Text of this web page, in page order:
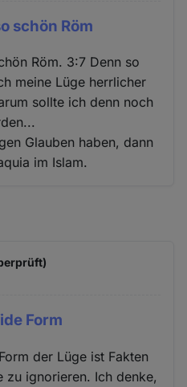
schön Röm
Röm. 3:7 Denn so
meine Lüge herrlicher
sollte ich denn noch
Glauben haben, dann
im Islam.
Form
der Lüge ist Fakten
zu ignorieren. Ich denke,